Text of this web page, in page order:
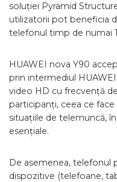
soluției Pyramid
utilizatorii pot beneficia
telefonul timp de numai
HUAWEI nova Y90
prin intermediul
video HD cu frecvență
participanți, ceea ce
situațiile de telemuncă,
esențiale.
De asemenea,
dispozitive (telefoane,